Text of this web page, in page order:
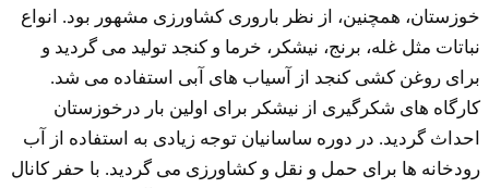
خوزستان، همچنین، از نظر باروری کشاورزی مشهور بود. انواع
نباتات مثل غله، برنج، نیشکر، خرما و کنجد تولید می گردید و
برای روغن کشی کنجد از آسیاب های آبی استفاده می شد.
کارگاه های شکرگیری از نیشکر برای اولین بار درخوزستان
احداث گردید. در دوره ساسانیان توجه زیادی به استفاده از آب
رودخانه ها برای حمل و نقل و کشاورزی می گردید. با حفر کانال